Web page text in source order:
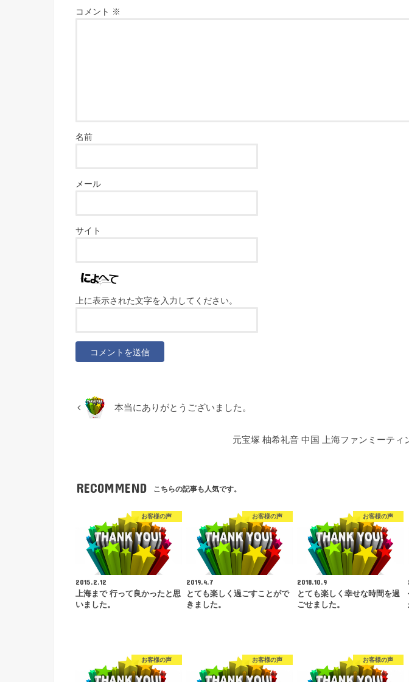
コメント ※
名前
メール
サイト
上に表示された文字を入力してください。
本当にありがとうございました。
元宝塚 柚希礼音 中国 上海ファンミーティ
RECOMMEND こちらの記事も人気です。
お客様の声
2015.2.12
上海まで 行って良かったと思
いました。
お客様の声
2019.4.7
とても楽しく過ごすことがで
きました。
お客様の声
2018.10.9
とても楽しく幸せな時間を過
ごせました。
お客様の声 お客様の声 お客様の声